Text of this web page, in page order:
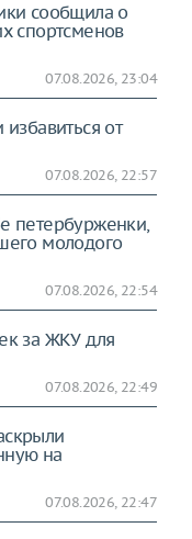
сообщила о
спортсменов
07.08.2026, 23:04
от
07.08.2026, 22:57
петербурженки,
молодого
07.08.2026, 22:54
за ЖКУ для
07.08.2026, 22:49
на
07.08.2026, 22:47